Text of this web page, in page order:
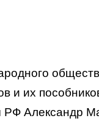
и их
Александр